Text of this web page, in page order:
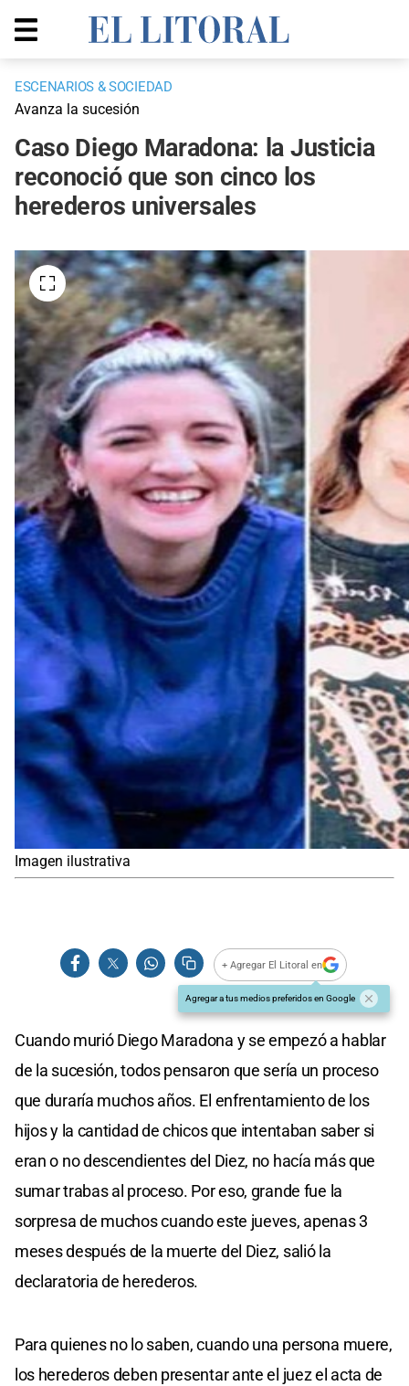
ESCENARIOS & SOCIEDAD
Avanza la sucesión
Caso Diego Maradona: la Justicia
reconoció que son cinco los
herederos universales
Imagen ilustrativa
+ Agregar El Litoral en
Agregar a tus medios preferidos en Google
Cuando murió Diego Maradona y se empezó a hablar
de la sucesión, todos pensaron que sería un proceso
que duraría muchos años. El enfrentamiento de los
hijos y la cantidad de chicos que intentaban saber si
eran o no descendientes del Diez, no hacía más que
sumar trabas al proceso. Por eso, grande fue la
sorpresa de muchos cuando este jueves, apenas 3
meses después de la muerte del Diez, salió la
declaratoria de herederos.
Para quienes no lo saben, cuando una persona muere,
los herederos deben presentar ante el juez el acta de